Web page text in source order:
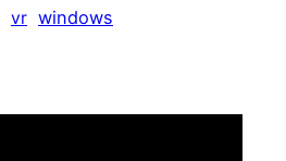
vr windows